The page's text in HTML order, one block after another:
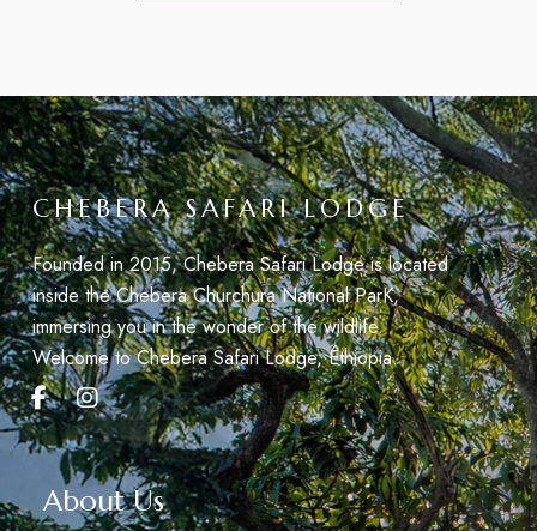
CHEBERA SAFARI LODGE
Founded in 2015, Chebera Safari Lodge is located
inside the Chebera Churchura National ParK,
immersing you in the wonder of the wildlife.
Welcome to Chebera Safari Lodge, Éthiopia.
About Us